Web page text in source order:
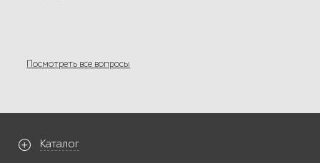
Посмотреть все вопросы
Каталог